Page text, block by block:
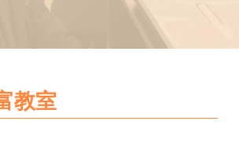
教室